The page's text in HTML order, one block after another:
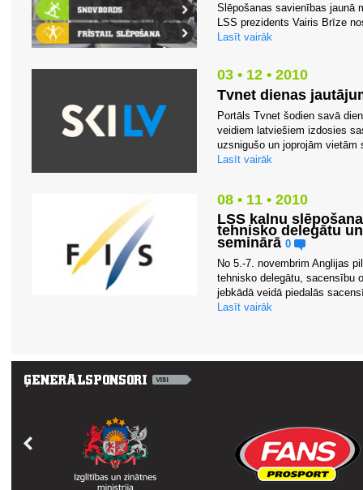
Slēpošanas savienības jaunā
LSS prezidents Vairis Brīze
Lasīt vairāk
03 • 12 • 2010
Tvnet dienas
Portāls Tvnet šodien savā
veidiem latviešiem izdosies
uzsnigušo un joprojām
Lasīt vairāk
08 • 11 • 2010
LSS kalnu
tehnisko delegātu
seminārā 0
No 5.-7. novembrim Anglijas
tehnisko delegātu, sacensību
jebkādā veidā piedalās
Lasīt vairāk